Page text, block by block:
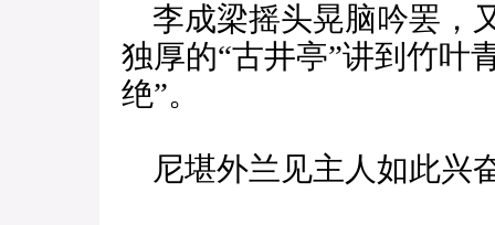
李成梁摇头晃脑吟罢，
独厚的“古井亭”讲到竹叶
绝”。
尼堪外兰见主人如此兴